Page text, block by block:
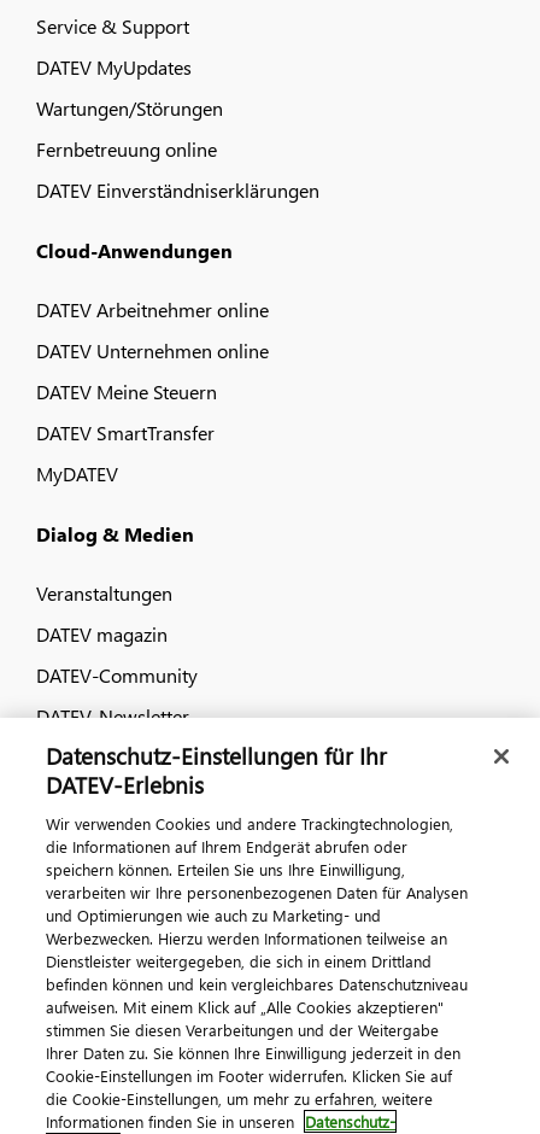
Service & Support
DATEV MyUpdates
Wartungen/Störungen
Fernbetreuung online
DATEV Einverständniserklärungen
Cloud-Anwendungen
DATEV Arbeitnehmer online
DATEV Unternehmen online
DATEV Meine Steuern
DATEV SmartTransfer
MyDATEV
Dialog & Medien
Veranstaltungen
DATEV magazin
DATEV-Community
DATEV-Newsletter
Kontaktieren Sie uns
© 2026 DATEV eG
ImpressumDatenschutzAGB Kontakt
Cookie-Einstellungen
Datenschutz-Einstellungen für Ihr
DATEV-Erlebnis
Wir verwenden Cookies und andere Trackingtechnologien,
die Informationen auf Ihrem Endgerät abrufen oder
speichern können. Erteilen Sie uns Ihre Einwilligung,
verarbeiten wir Ihre personenbezogenen Daten für Analysen
und Optimierungen wie auch zu Marketing- und
Werbezwecken. Hierzu werden Informationen teilweise an
Dienstleister weitergegeben, die sich in einem Drittland
befinden können und kein vergleichbares Datenschutzniveau
aufweisen. Mit einem Klick auf „Alle Cookies akzeptieren"
stimmen Sie diesen Verarbeitungen und der Weitergabe
Ihrer Daten zu. Sie können Ihre Einwilligung jederzeit in den
Cookie-Einstellungen im Footer widerrufen. Klicken Sie auf
die Cookie-Einstellungen, um mehr zu erfahren, weitere
Informationen finden Sie in unseren Datenschutz-